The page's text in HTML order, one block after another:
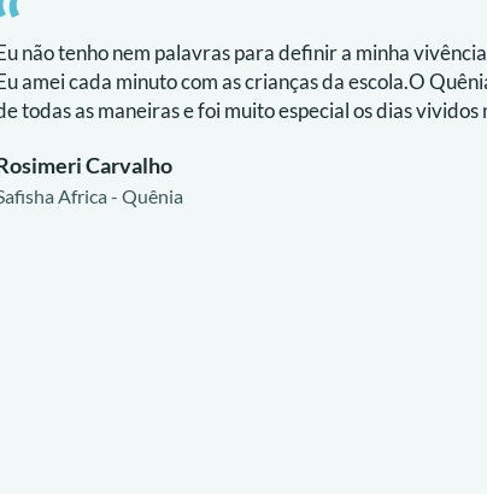
não tenho nem palavras para definir a minha
amei cada minuto com as crianças da escola.O
todas as maneiras e foi muito especial os dias vividos
Carvalho
Africa - Quênia